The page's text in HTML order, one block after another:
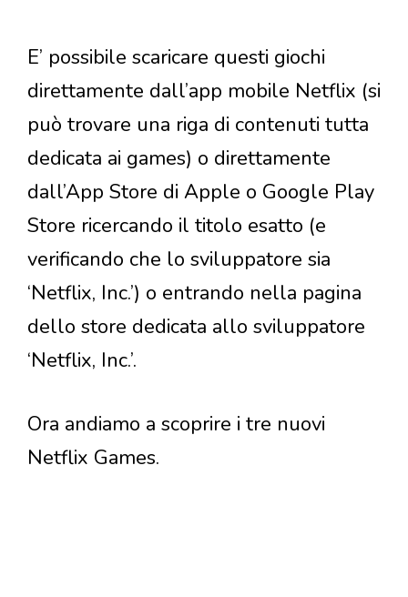
E’ possibile scaricare questi giochi
direttamente dall’app mobile Netflix (si
può trovare una riga di contenuti tutta
dedicata ai games) o direttamente
dall’App Store di Apple o Google Play
Store ricercando il titolo esatto (e
verificando che lo sviluppatore sia
‘Netflix, Inc.’) o entrando nella pagina
dello store dedicata allo sviluppatore
‘Netflix, Inc.’.
Ora andiamo a scoprire i tre nuovi
Netflix Games.